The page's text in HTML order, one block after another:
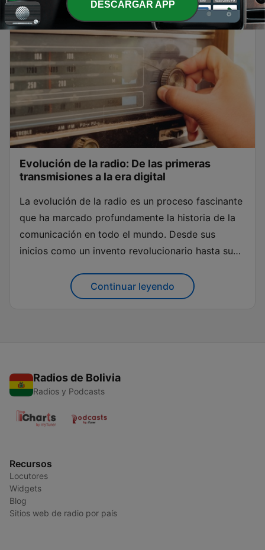
Evolución de la radio: De las primeras
transmisiones a la era digital
La evolución de la radio es un proceso fascinante
que ha marcado profundamente la historia de la
comunicación en todo el mundo. Desde sus
inicios como un invento revolucionario hasta su
testigo y protagonista de innumerables cambios
sociales, políticos y...
Continuar leyendo
Radios de Bolivia
Radios y Podcasts
Recursos
Locutores
Widgets
Blog
Sitios web de radio por país
DESCARGAR APP